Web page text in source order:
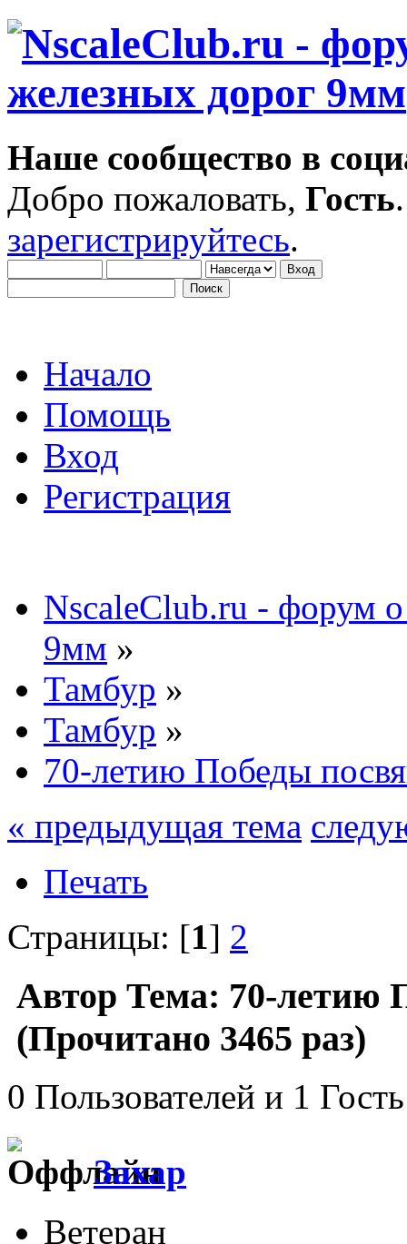
Наше сообщество в
Добро пожаловать, Гость
зарегистрируйтесь.
Начало
Помощь
Вход
Регистрация
NscaleClub.ru - форум
9мм »
Тамбур »
Тамбур »
70-летию Победы
« предыдущая тема
Печать
Страницы: [1] 2
Автор Тема: 70-летию
(Прочитано 3465 раз)
0 Пользователей и 1
Захар
Ветеран